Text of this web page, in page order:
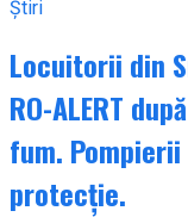
Știri
Locuitorii din
RO-ALERT
fum.
protecție.